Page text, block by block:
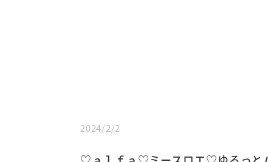
2024/2/2